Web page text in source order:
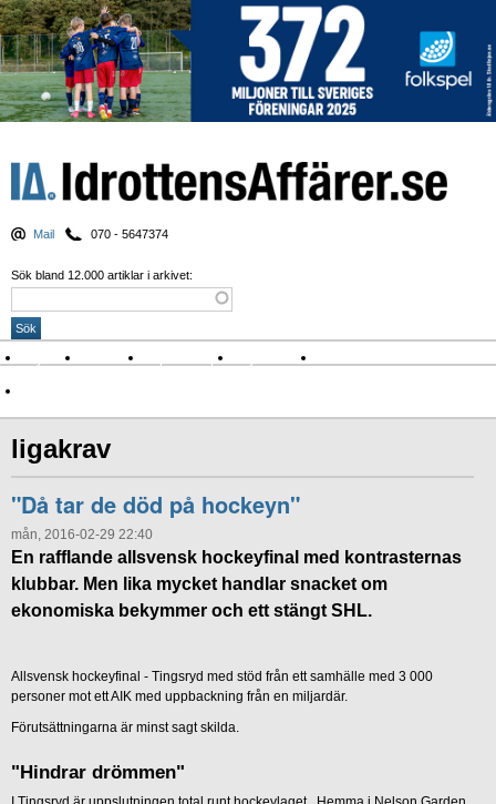
Mail 070 - 5647374
Sök bland 12.000 artiklar i arkivet:
Nyheter Krönikor Sport & spel Nyhetsbrev
ligakrav
"Då tar de död på hockeyn"
mån, 2016-02-29 22:40
En rafflande allsvensk hockeyfinal med kontrasternas
klubbar. Men lika mycket handlar snacket om
ekonomiska bekymmer och ett stängt SHL.
Allsvensk hockeyfinal - Tingsryd med stöd från ett samhälle med 3 000
personer mot ett AIK med uppbackning från en miljardär.
Förutsättningarna är minst sagt skilda.
"Hindrar drömmen"